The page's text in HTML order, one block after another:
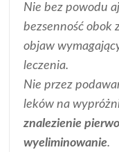
Nie bez powodu
bezsenność obok
objaw
leczenia.
Nie przez
leków na
znalezienie
wyeliminowanie.